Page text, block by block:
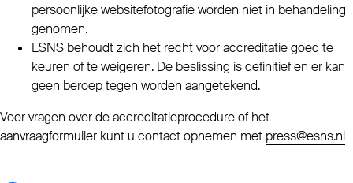
persoonlijke websitefotografie worden niet in behandeling
genomen.
ESNS behoudt zich het recht voor accreditatie goed te
keuren of te weigeren. De beslissing is definitief en er kan
geen beroep tegen worden aangetekend.
Voor vragen over de accreditatieprocedure of het
aanvraagformulier kunt u contact opnemen met press@esns.nl